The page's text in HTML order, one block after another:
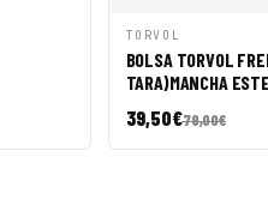
VISTA RÁPIDA
TORVOL
BOLSA TORVOL
TARA)MANCHA
39,50€79,00€